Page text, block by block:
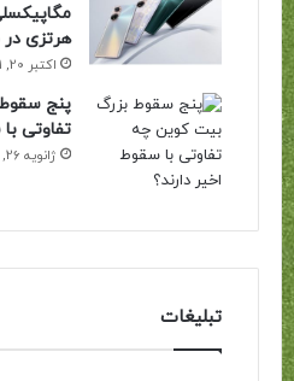
هرتزی
اکتبر 20, 2021
پنج
تفاوتی
ژانویه 26, 2022
تبلیغات